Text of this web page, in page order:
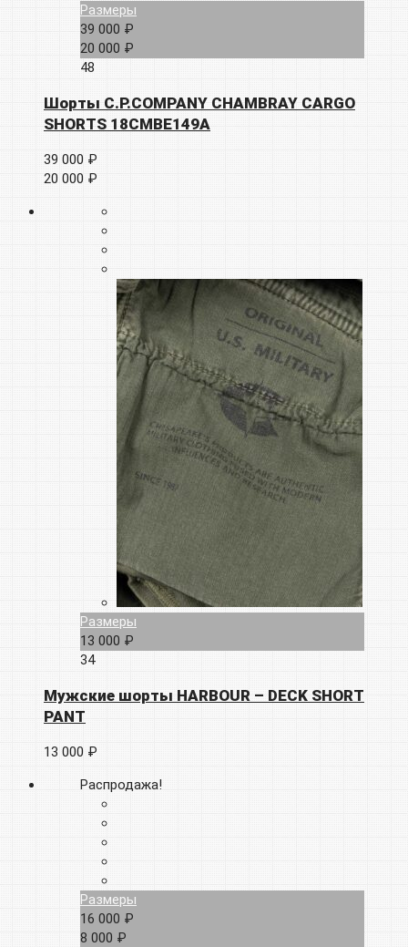
Размеры
39 000 ₽
20 000 ₽
48
Шорты C.P.COMPANY CHAMBRAY CARGO
SHORTS 18CMBE149A
39 000 ₽
20 000 ₽
Размеры
13 000 ₽
34
Мужские шорты HARBOUR – DECK SHORT
PANT
13 000 ₽
Распродажа!
Размеры
16 000 ₽
8 000 ₽